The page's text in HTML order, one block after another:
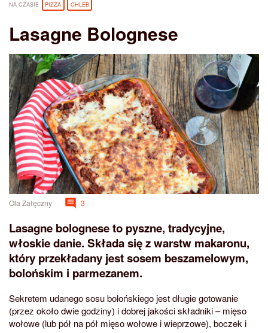
NA CZASIE PIZZA CHLEB
Lasagne Bolognese
Ola Załęczny 3
Lasagne bolognese to pyszne, tradycyjne,
włoskie danie. Składa się z warstw makaronu,
który przekładany jest sosem beszamelowym,
bolońskim i parmezanem.
Sekretem udanego sosu bolońskiego jest długie gotowanie
(przez około dwie godziny) i dobrej jakości składniki – mięso
wołowe (lub pół na pół mięso wołowe i wieprzowe), boczek i